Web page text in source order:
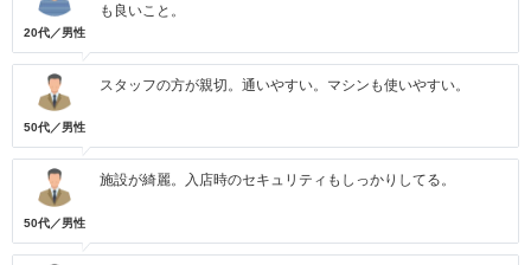
20代／男性
も良いこと。
50代／男性
スタッフの方が親切。通いやすい。マシンも使いやすい。
50代／男性
施設が綺麗。入店時のセキュリティもしっかりしてる。